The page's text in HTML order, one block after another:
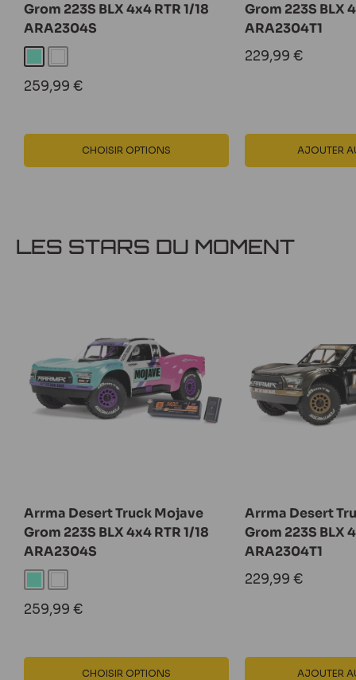
Grom 223S BLX 4x4 RTR 1/18
ARA2304S
Prix
réduit
259,99 €
CHOISIR OPTIONS
Grom 223S BLX
ARA2304T1
Prix
réduit
229,99 €
AJOUTER
LES STARS DU MOMENT
Arrma Desert Truck Mojave
Grom 223S BLX 4x4 RTR 1/18
ARA2304S
Prix
réduit
259,99 €
CHOISIR OPTIONS
Arrma Desert
Grom 223S BLX
ARA2304T1
Prix
réduit
229,99 €
AJOUTER